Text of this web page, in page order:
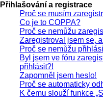
Přihlašování a registrace
Proč se musím
Co je to COPPA?
Proč se nemůžu
Zaregistroval jsem se,
Proč se nemůžu
Byl jsem ve fóru
přihlásit?!
Zapomněl jsem heslo!
Proč se automaticky
K čemu slouží funkce